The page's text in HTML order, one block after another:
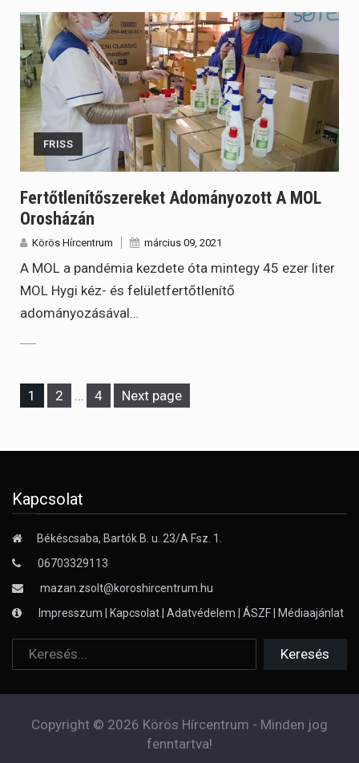
FRISS
Fertőtlenítőszereket Adományozott A MOL
Orosházán
Körös Hírcentrum március 09, 2021
A MOL a pandémia kezdete óta mintegy 45 ezer liter
MOL Hygi kéz- és felületfertőtlenítő
adományozásával…
Page
1 Page
2 … Page
4 Next page
Kapcsolat
Békéscsaba, Bartók B. u. 23/A Fsz. 1.
06703329113
mazan.zsolt@koroshircentrum.hu
Impresszum
Kapcsolat Adatvédelem ÁSZF Médiaajánlat
Copyright © 2026 Körös Hírcentrum - Minden jog
fenntartva!